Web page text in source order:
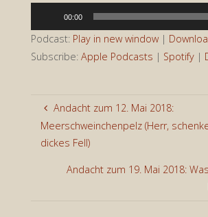
Player
00:00
Podcast: Play in new window|
Subscribe: Apple Podcasts | Spotify|
Andacht zum 12. Mai 2018:
Meerschweinchenpelz (Herr,
dickes Fell)
Andacht zum 19. Mai 2018: